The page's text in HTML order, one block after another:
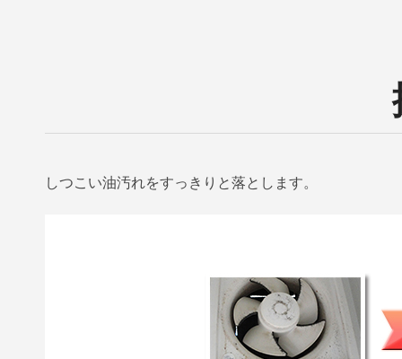
しつこい油汚れをすっきりと落とします。